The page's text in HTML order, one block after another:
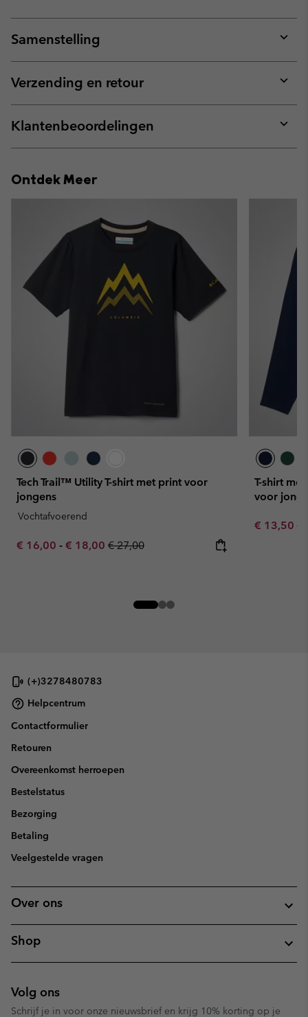
Samenstelling
or
Verzending en retour
or
Klantenbeoordelingen
or
Ontdek Meer
Tech Trail™ Utility T-shirt met print voor
jongens
Vochtafvoerend
Minimum sale price:
€ 16,00 - Maximum sale price:
€ 18,00 Regular price:
€ 27,00
T-shirt
voor
Sale price:
€ 13,50€
(+)3278480783
Helpcentrum
Contactformulier
Retouren
Overeenkomst herroepen
Bestelstatus
Bezorging
Betaling
Veelgestelde vragen
Over ons
Shop
Volg ons
Schrijf je in voor onze nieuwsbrief en krijg 10% korting op je